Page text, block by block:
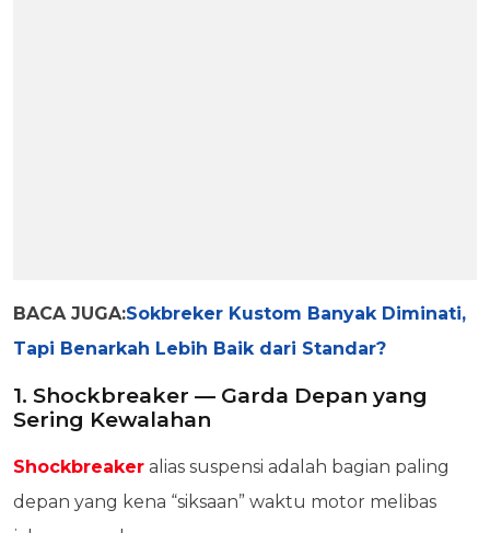
BACA JUGA:Sokbreker Kustom Banyak Diminati,
Tapi Benarkah Lebih Baik dari Standar?
1. Shockbreaker — Garda Depan yang
Sering Kewalahan
Shockbreaker alias suspensi adalah bagian paling
depan yang kena “siksaan” waktu motor melibas